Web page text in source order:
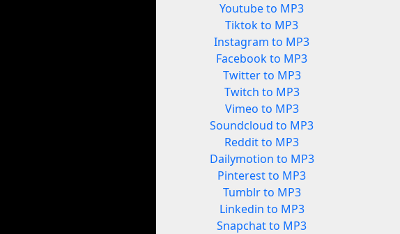
Youtube to MP3
Tiktok to MP3
Instagram to MP3
Facebook to MP3
Twitter to MP3
Twitch to MP3
Vimeo to MP3
Soundcloud to MP3
Reddit to MP3
Dailymotion to MP3
Pinterest to MP3
Tumblr to MP3
Linkedin to MP3
Snapchat to MP3